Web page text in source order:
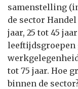
samenstelling
de sector
jaar, 25 tot 45
leeftijdsgroepen
tot 75 jaar. Hoe
binnen de